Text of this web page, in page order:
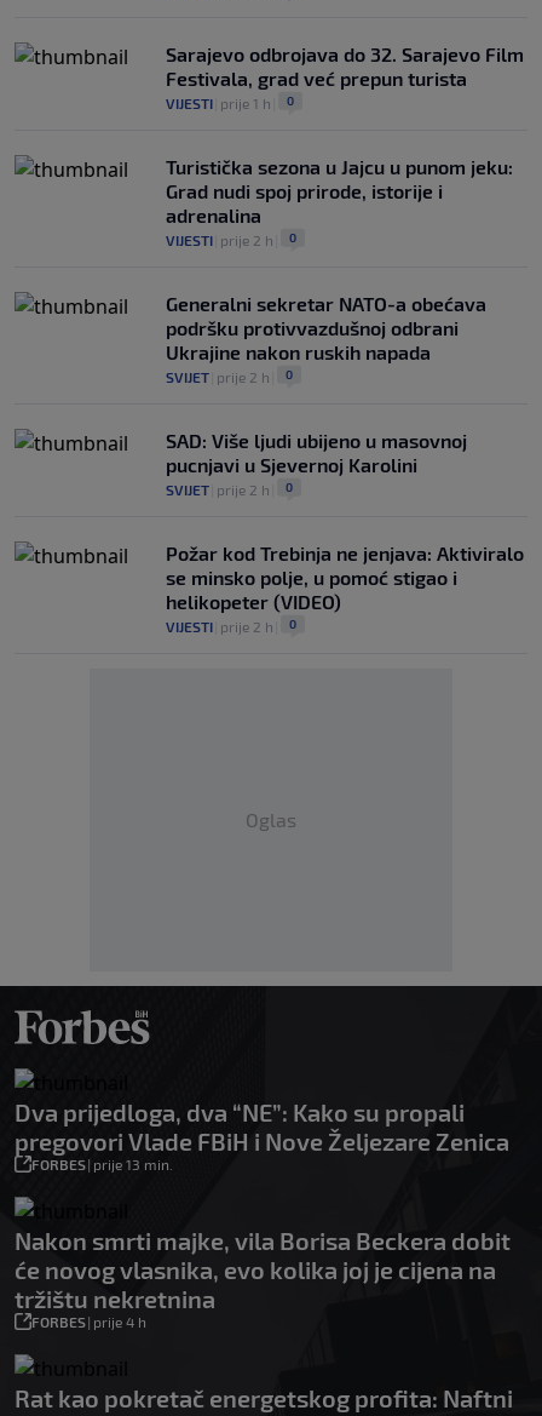
Sarajevo odbrojava do 32. Sarajevo Film
Festivala, grad već prepun turista
VIJESTI prije 1 h 0
Turistička sezona u Jajcu u punom jeku:
Grad nudi spoj prirode, istorije i
adrenalina
VIJESTI prije 2 h 0
Generalni sekretar NATO-a obećava
podršku protivvazdušnoj odbrani
Ukrajine nakon ruskih napada
SVIJET prije 2 h 0
SAD: Više ljudi ubijeno u masovnoj
pucnjavi u Sjevernoj Karolini
SVIJET prije 2 h 0
Požar kod Trebinja ne jenjava: Aktiviralo
se minsko polje, u pomoć stigao i
helikopeter (VIDEO)
VIJESTI prije 2 h 0
Oglas
Dva prijedloga, dva “NE”: Kako su propali
pregovori Vlade FBiH i Nove Željezare Zenica
FORBES| prije 13 min.
Nakon smrti majke, vila Borisa Beckera dobit
će novog vlasnika, evo kolika joj je cijena na
tržištu nekretnina
FORBES| prije 4 h
Rat kao pokretač energetskog profita: Naftni